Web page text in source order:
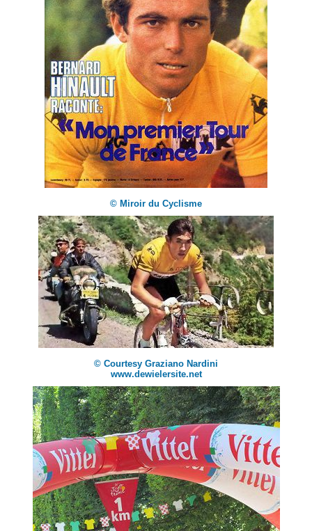
© Miroir du Cyclisme
© Courtesy Graziano Nardini
www.dewielersite.net